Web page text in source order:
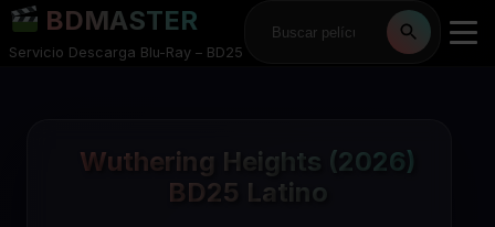
BDMASTER
Servicio Descarga Blu-Ray – BD25
Wuthering Heights (2026)
BD25 Latino